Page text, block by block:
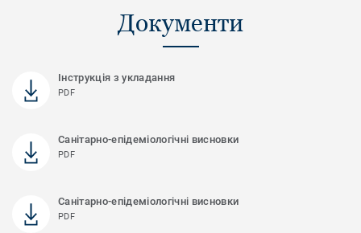
Документи
Інструкція з укладання
PDF
Санітарно-епідеміологічні висновки
PDF
Санітарно-епідеміологічні висновки
PDF